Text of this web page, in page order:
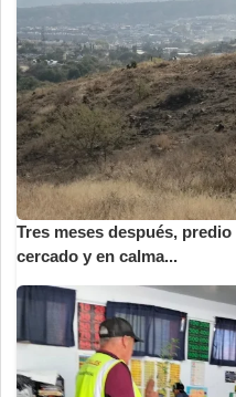
Tres meses después,
cercado y en calma...